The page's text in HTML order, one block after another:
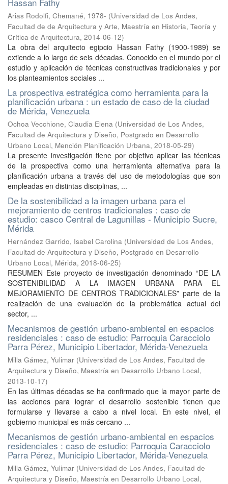
Arias Rodolfi, Chemané, 1978- (Universidad de Los Andes,
Facultad de de Arquitectura y Arte, Maestría en Historia, Teoría y
Crítica de Arquitectura, 2014-06-12)
La obra del arquitecto egipcio Hassan Fathy (1900-1989) se
extiende a lo largo de seis décadas. Conocido en el mundo por el
estudio y aplicación de técnicas constructivas tradicionales y por
los planteamientos sociales ...
La prospectiva estratégica como herramienta para la
planificación urbana : un estado de caso de la ciudad
de Mérida, Venezuela
Ochoa Vecchione, Claudia Elena (Universidad de Los Andes,
Facultad de Arquitectura y Diseño, Postgrado en Desarrollo
Urbano Local, Mención Planificación Urbana, 2018-05-29)
La presente investigación tiene por objetivo aplicar las técnicas
de la prospectiva como una herramienta alternativa para la
planificación urbana a través del uso de metodologías que son
empleadas en distintas disciplinas, ...
De la sostenibilidad a la imagen urbana para el
mejoramiento de centros tradicionales : caso de
estudio: casco Central de Lagunillas - Municipio Sucre,
Mérida
Hernández Garrido, Isabel Carolina (Universidad de Los Andes,
Facultad de Arquitectura y Diseño, Postgrado en Desarrollo
Urbano Local, Mérida, 2018-06-25)
RESUMEN Este proyecto de investigación denominado “DE LA
SOSTENIBILIDAD A LA IMAGEN URBANA PARA EL
MEJORAMIENTO DE CENTROS TRADICIONALES” parte de la
realización de una evaluación de la problemática actual del
sector, ...
Mecanismos de gestión urbano-ambiental en espacios
residenciales : caso de estudio: Parroquia Caracciolo
Parra Pérez, Municipio Libertador, Mérida-Venezuela
Milla Gámez, Yulimar (Universidad de Los Andes, Facultad de
Arquitectura y Diseño, Maestría en Desarrollo Urbano Local,
2013-10-17)
En las últimas décadas se ha confirmado que la mayor parte de
las acciones para lograr el desarrollo sostenible tienen que
formularse y llevarse a cabo a nivel local. En este nivel, el
gobierno municipal es más cercano ...
Mecanismos de gestión urbano-ambiental en espacios
residenciales : caso de estudio: Parroquia Caracciolo
Parra Pérez, Municipio Libertador, Mérida-Venezuela
Milla Gámez, Yulimar (Universidad de Los Andes, Facultad de
Arquitectura y Diseño, Maestría en Desarrollo Urbano Local,